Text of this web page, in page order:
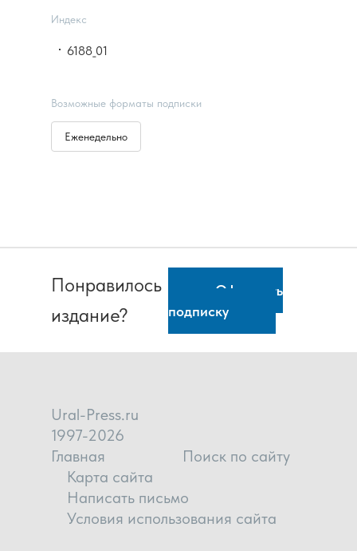
Индекс
6188_01
Возможные форматы подписки
Еженедельно
Понравилось
издание?
Оформить
подписку
Ural-Press.ru
1997-2026
Главная
Поиск по сайту
Карта сайта
Написать письмо
Условия использования сайта